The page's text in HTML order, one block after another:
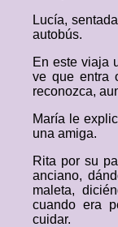
Lucía,
autobús.
En este viaja
ve que entra
reconozca,
María le
una amiga.
Rita por su
anciano,
maleta,
cuando era
cuidar.